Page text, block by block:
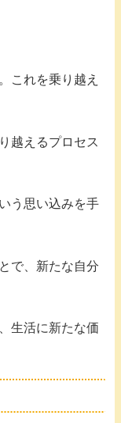
これを乗り越え
越えるプロセス
う思い込みを手
で、新たな自分
生活に新たな価